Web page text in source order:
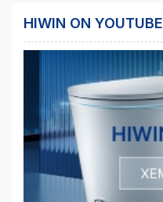
HIWIN ON YOUTUBE